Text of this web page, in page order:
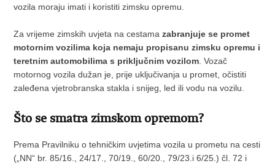
vozila moraju imati i koristiti zimsku opremu.
Za vrijeme zimskih uvjeta na cestamazabranjuje se promet
motornim vozilima koja nemaju propisanu zimsku opremu i
teretnim automobilima s priključnim vozilom . Vozač
motornog vozila dužan je, prije uključivanja u promet, očistiti
zaleđena vjetrobranska stakla i snijeg, led ili vodu na vozilu.
Što se smatra zimskom opremom?
Prema Pravilniku o tehničkim uvjetima vozila u prometu na cesti
(„NN“ br. 85/16., 24/17., 70/19., 60/20., 79/23.i 6/25.) čl. 72 i